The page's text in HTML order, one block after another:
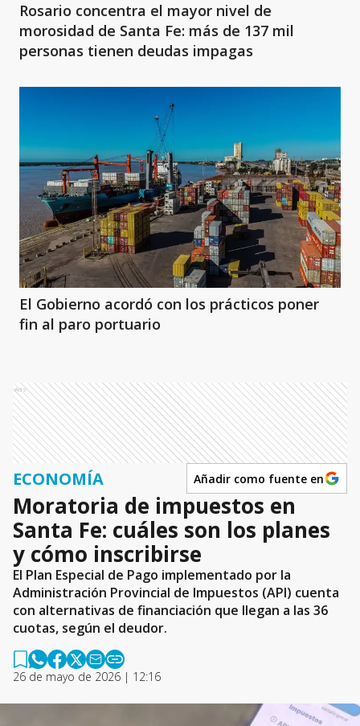
Rosario concentra el mayor nivel de
morosidad de Santa Fe: más de 137 mil
personas tienen deudas impagas
El Gobierno acordó con los prácticos poner
fin al paro portuario
Ads
ECONOMÍA Añadir como fuente en
Moratoria de impuestos en
Santa Fe: cuáles son los planes
y cómo inscribirse
El Plan Especial de Pago implementado por la
Administración Provincial de Impuestos (API) cuenta
con alternativas de financiación que llegan a las 36
cuotas, según el deudor.
26 de mayo de 2026 | 12:16